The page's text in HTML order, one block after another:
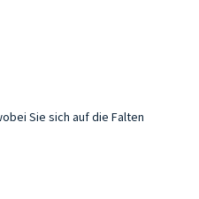
Sie sich auf die Falten